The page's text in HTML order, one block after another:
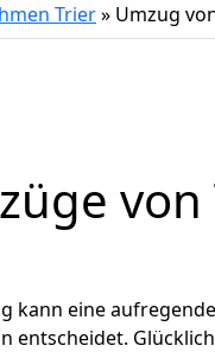
Trier» Umzug
kann eine
entscheidet.